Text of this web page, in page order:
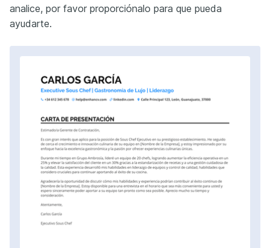
analice, por favor proporciónalo para que pueda
ayudarte.